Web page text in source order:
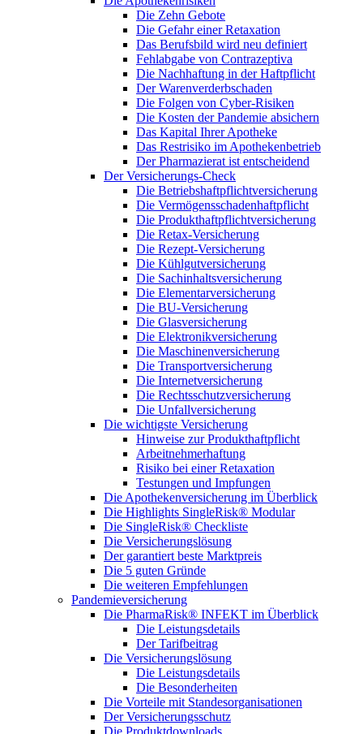
Die Zehn Gebote
Die Gefahr einer Retaxation
Das Berufsbild wird neu definiert
Fehlabgabe von Contrazeptiva
Die Nachhaftung in der Haftpflicht
Der Warenverderbschaden
Die Folgen von Cyber-Risiken
Die Kosten der Pandemie absichern
Das Kapital Ihrer Apotheke
Das Restrisiko im Apothekenbetrieb
Der Pharmazierat ist entscheidend
Der Versicherungs-Check
Die Betriebshaftpflichtversicherung
Die Vermögensschadenhaftpflicht
Die Produkthaftpflichtversicherung
Die Retax-Versicherung
Die Rezept-Versicherung
Die Kühlgutversicherung
Die Sachinhaltsversicherung
Die Elementarversicherung
Die BU-Versicherung
Die Glasversicherung
Die Elektronikversicherung
Die Maschinenversicherung
Die Transportversicherung
Die Internetversicherung
Die Rechtsschutzversicherung
Die Unfallversicherung
Die wichtigste Versicherung
Hinweise zur Produkthaftpflicht
Arbeitnehmerhaftung
Risiko bei einer Retaxation
Testungen und Impfungen
Die Apothekenversicherung im Überblick
Die Highlights SingleRisk® Modular
Die SingleRisk® Checkliste
Die Versicherungslösung
Der garantiert beste Marktpreis
Die 5 guten Gründe
Die weiteren Empfehlungen
Pandemieversicherung
Die PharmaRisk® INFEKT im Überblick
Die Leistungsdetails
Der Tarifbeitrag
Die Versicherungslösung
Die Leistungsdetails
Die Besonderheiten
Die Vorteile mit Standesorganisationen
Der Versicherungsschutz
Die Produktdownloads